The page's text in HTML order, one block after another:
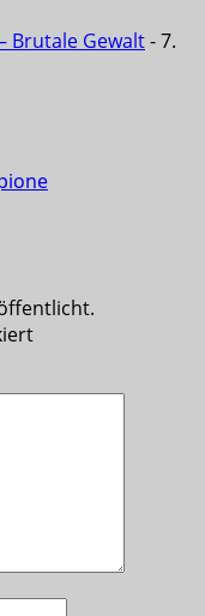
Brutale Gewalt- 7.